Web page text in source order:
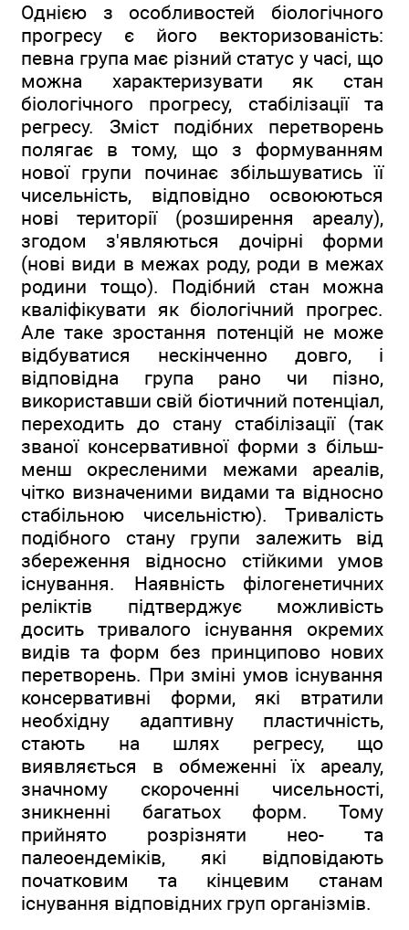
Однією з особливостей біологічного
прогресу є його векторизованість:
певна група має різний статус у часі, що
можна характеризувати як стан
біологічного прогресу, стабілізації та
регресу. Зміст подібних перетворень
полягає в тому, що з формуванням
нової групи починає збільшуватись її
чисельність, відповідно освоюються
нові території (розширення ареалу),
згодом з'являються дочірні форми
(нові види в межах роду, роди в межах
родини тощо). Подібний стан можна
кваліфікувати як біологічний прогрес.
Але таке зростання потенцій не може
відбуватися нескінченно довго, і
відповідна група рано чи пізно,
використавши свій біотичний потенціал,
переходить до стану стабілізації (так
званої консервативної форми з більш-
менш окресленими межами ареалів,
чітко визначеними видами та відносно
стабільною чисельністю). Тривалість
подібного стану групи залежить від
збереження відносно стійкими умов
існування. Наявність філогенетичних
реліктів підтверджує можливість
досить тривалого існування окремих
видів та форм без принципово нових
перетворень. При зміні умов існування
консервативні форми, які втратили
необхідну адаптивну пластичність,
стають на шлях регресу, що
виявляється в обмеженні їх ареалу,
значному скороченні чисельності,
зникненні багатьох форм. Тому
прийнято розрізняти нео- та
палеоендеміків, які відповідають
початковим та кінцевим станам
існування відповідних груп організмів.